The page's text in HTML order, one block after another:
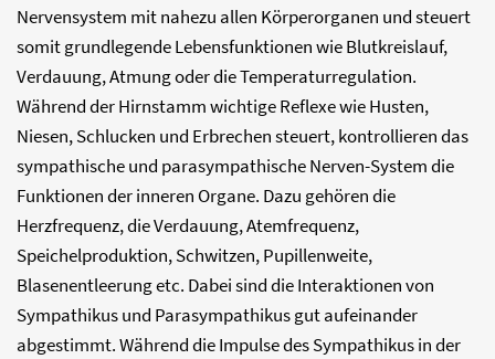
Nervensystem mit nahezu allen Körperorganen und steuert
somit grundlegende Lebensfunktionen wie Blutkreislauf,
Verdauung, Atmung oder die Temperaturregulation.
Während der Hirnstamm wichtige Reflexe wie Husten,
Niesen, Schlucken und Erbrechen steuert, kontrollieren das
sympathische und parasympathische Nerven-System die
Funktionen der inneren Organe. Dazu gehören die
Herzfrequenz, die Verdauung, Atemfrequenz,
Speichelproduktion, Schwitzen, Pupillenweite,
Blasenentleerung etc. Dabei sind die Interaktionen von
Sympathikus und Parasympathikus gut aufeinander
abgestimmt. Während die Impulse des Sympathikus in der